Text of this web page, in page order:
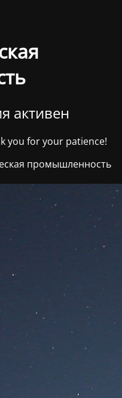
активен
you for your patience!
промышленность